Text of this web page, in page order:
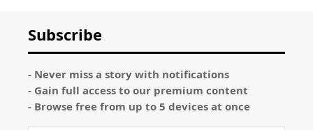
Subscribe
- Never miss a story with notifications
- Gain full access to our premium content
- Browse free from up to 5 devices at once